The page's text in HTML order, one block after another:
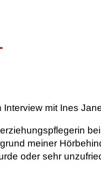
mit Ines
meiner
oder sehr